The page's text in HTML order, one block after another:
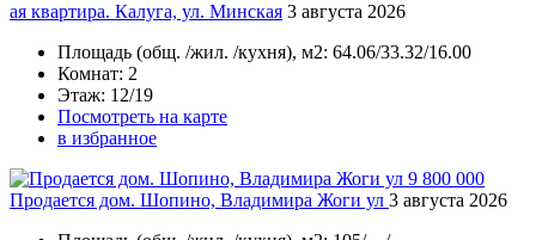
ая квартира. Калуга, ул. Минская 3 августа 2026
Площадь (общ. /жил. /кухня), м2: 64.06/33.32/16.00
Комнат: 2
Этаж: 12/19
Посмотреть на карте
в избранное
9 800 000
Продается дом. Шопино, Владимира Жоги ул 3 августа 2026